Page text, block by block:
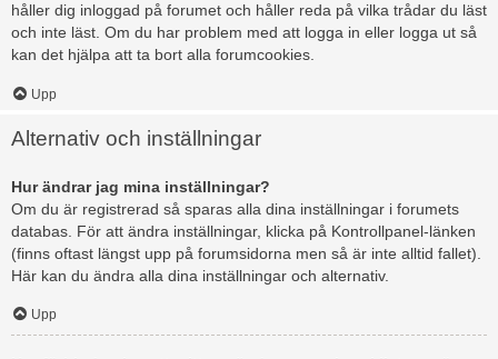
håller dig inloggad på forumet och håller reda på vilka trådar du läst
och inte läst. Om du har problem med att logga in eller logga ut så
kan det hjälpa att ta bort alla forumcookies.
Upp
Alternativ och inställningar
Hur ändrar jag mina inställningar?
Om du är registrerad så sparas alla dina inställningar i forumets
databas. För att ändra inställningar, klicka på Kontrollpanel-länken
(finns oftast längst upp på forumsidorna men så är inte alltid fallet).
Här kan du ändra alla dina inställningar och alternativ.
Upp